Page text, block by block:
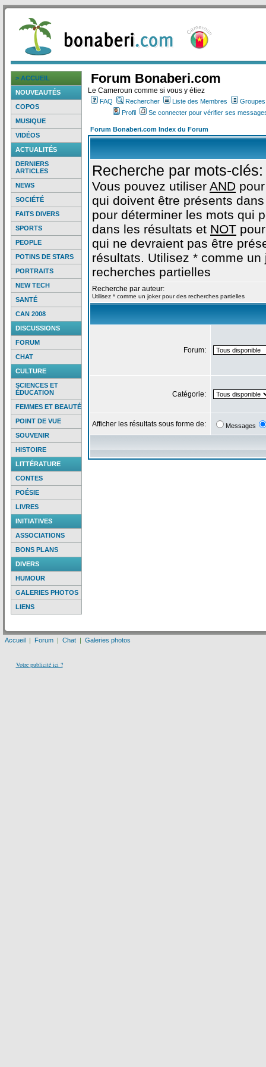
> ACCUEIL
NOUVEAUTÉS
COPOS
MUSIQUE
VIDÉOS
ACTUALITÉS
DERNIERS
ARTICLES
NEWS
SOCIÉTÉ
FAITS DIVERS
SPORTS
PEOPLE
POTINS DE STARS
PORTRAITS
NEW TECH
SANTÉ
CAN 2008
DISCUSSIONS
FORUM
CHAT
CULTURE
SCIENCES ET
ÉDUCATION
FEMMES ET BEAUTÉ
POINT DE VUE
SOUVENIR
HISTOIRE
LITTÉRATURE
CONTES
POÉSIE
LIVRES
INITIATIVES
ASSOCIATIONS
BONS PLANS
DIVERS
HUMOUR
GALERIES PHOTOS
LIENS
Forum Bonaberi.com
Le Cameroun comme si vous y étiez
FAQ Rechercher Liste des Membres
Profil
Se connecter pour vérifier ses
Forum Bonaberi.com Index du Forum
Recherche par mots-clés:
Vous pouvez utiliser AND
qui doivent être présents
pour déterminer les mots qui
dans les résultats et NOT
qui ne devraient pas être
résultats. Utilisez * comme un
recherches partielles
Recherche par auteur:
Utilisez * comme un joker pour des recherches partielles
Forum:
Catégorie:
Afficher les résultats sous forme de: Messages
Accueil | Forum | Chat | Galeries photos
Votre publicité ici ?